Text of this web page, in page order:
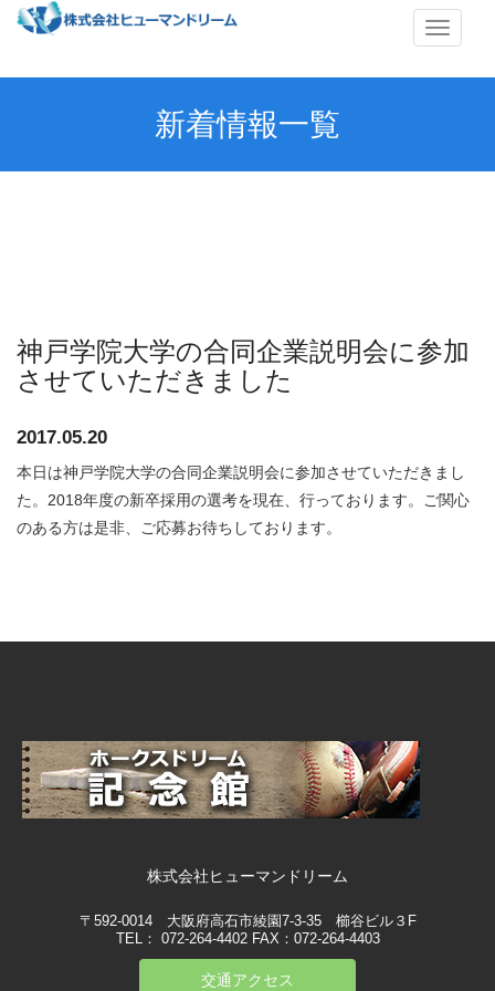
メ
新着情報一覧
神戸学院大学の合同企業説明会に参加
させていただきました
2017.05.20
本日は神戸学院大学の合同企業説明会に参加させていただきまし
た。2018年度の新卒採用の選考を現在、行っております。ご関心
のある方は是非、ご応募お待ちしております。
株式会社ヒューマンドリーム
〒592-0014 大阪府高石市綾園7-3-35 櫛谷ビル３F
TEL： 072-264-4402 FAX：072-264-4403
交通アクセス